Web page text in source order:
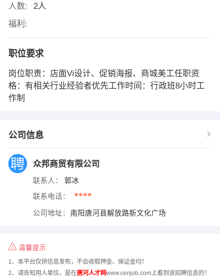
人数:
2人
福利:
职位要求
岗位职责：店面Vi设计、促销海报、商城美工任职资
格：有相关行业经验者优先工作时间：行政班8小时工
作制
公司信息
众邦商贸有限公司
联系人： 郭冰
联系电话： ****
公司地址： 南阳唐河县解放路新文化广场
温馨提示
1、本平台仅供信息发布，不会收取押金、保证金均！
2、请告知用人单位，是在唐河人才网www.cenjob.com上看到该招聘信息的！